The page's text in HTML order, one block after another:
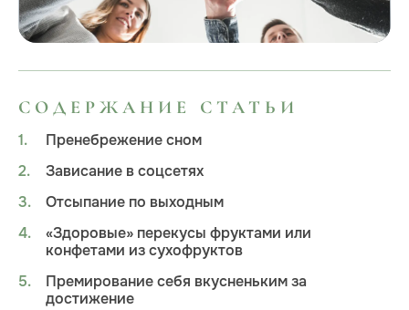
СОДЕРЖАНИЕ СТАТЬИ
Пренебрежение сном
Зависание в соцсетях
Отсыпание по выходным
«Здоровые» перекусы фруктами или
конфетами из сухофруктов
Премирование себя вкусненьким за
достижение